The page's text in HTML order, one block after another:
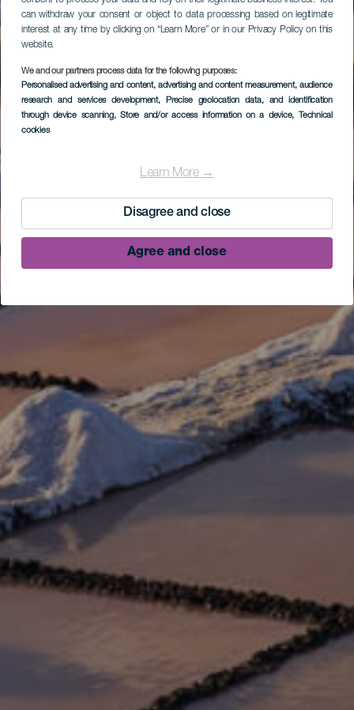
can withdraw your consent or object to data processing based on legitimate
interest at any time by clicking on “Learn More” or in our Privacy Policy on this
website.
We and our partners process data for the following purposes:
Personalised advertising and content, advertising and content measurement, audience
research and services development, Precise geolocation data, and identification
through device scanning, Store and/or access information on a device, Technical
cookies
Learn More →
Disagree and close
Agree and close